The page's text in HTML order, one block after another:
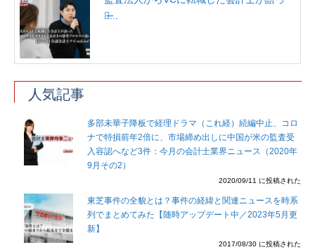
た̶...
人気記事
多部未華子降板で経理ドラマ（これ経）続編中止、コロ
ナで特損前年2倍に、市場締め出しに中国が米の監査受
入容認へなど3件：今月の会計士業界ニュース（2020年
9月その2）
2020/09/11 に投稿された
東芝事件の全貌とは？事件の経緯と関連ニュースを時系
列でまとめてみた【随時アップデート中／2023年5月更
新】
2017/08/30 に投稿された